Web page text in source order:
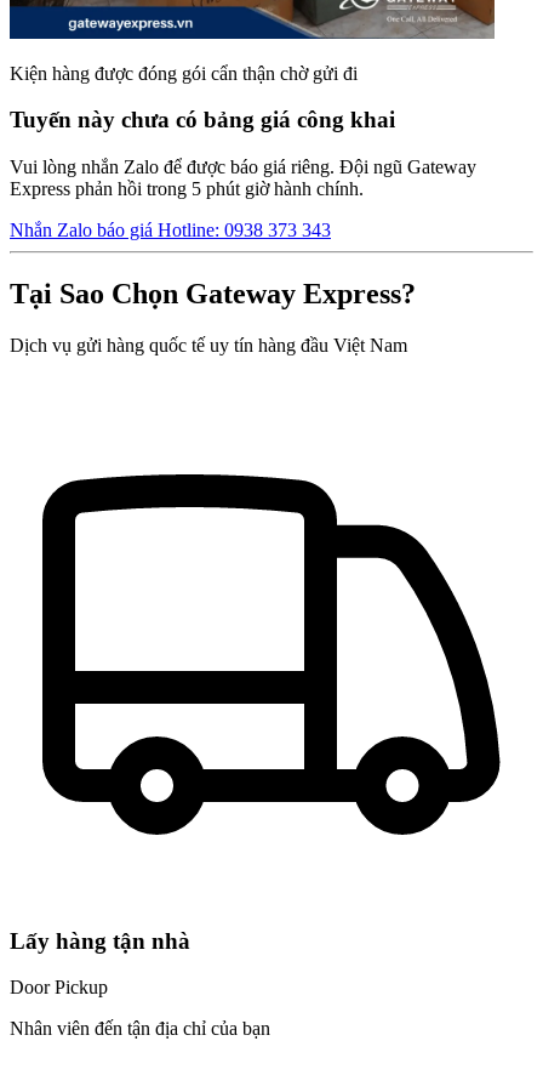
Kiện hàng được đóng gói cẩn thận chờ gửi đi
Tuyến này chưa có bảng giá công khai
Vui lòng nhắn Zalo để được báo giá riêng. Đội ngũ Gateway
Express phản hồi trong 5 phút giờ hành chính.
Nhắn Zalo báo giá Hotline: 0938 373 343
Tại Sao Chọn Gateway Express?
Dịch vụ gửi hàng quốc tế uy tín hàng đầu Việt Nam
Lấy hàng tận nhà
Door Pickup
Nhân viên đến tận địa chỉ của bạn